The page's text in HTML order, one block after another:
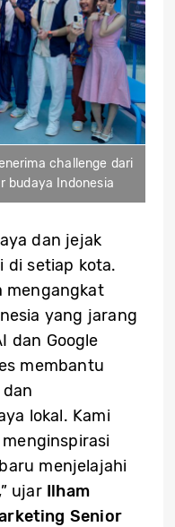
challenge dari
budaya Indonesia
dan jejak
di setiap kota.
mengangkat
yang jarang
dan Google
membantu
lokal. Kami
menjelajahi
ujar Ilham
Senior